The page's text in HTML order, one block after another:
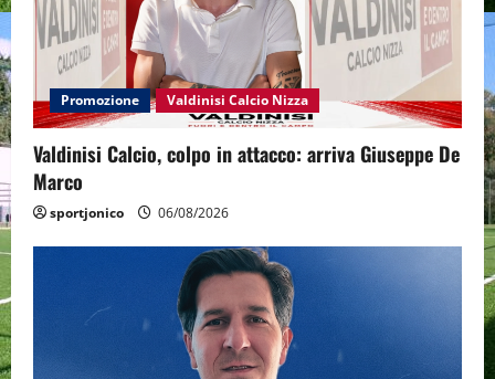
Promozione Valdinisi Calcio Nizza
Valdinisi Calcio, colpo in attacco: arriva Giuseppe De
Marco
sportjonico 06/08/2026